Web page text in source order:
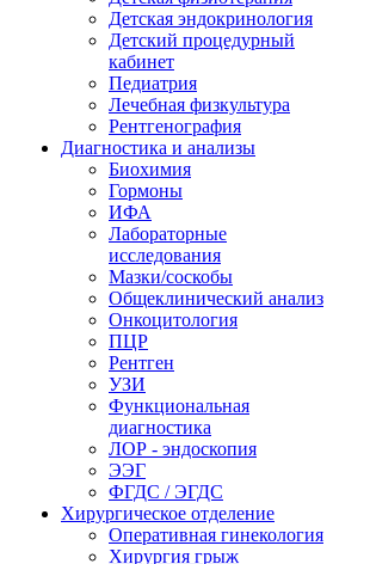
Детская эндокринология
Детский процедурный
кабинет
Педиатрия
Лечебная физкультура
Рентгенография
Диагностика и анализы
Биохимия
Гормоны
ИФА
Лабораторные
исследования
Мазки/соскобы
Общеклинический анализ
Онкоцитология
ПЦР
Рентген
УЗИ
Функциональная
диагностика
ЛОР - эндоскопия
ЭЭГ
ФГДС / ЭГДС
Хирургическое отделение
Оперативная гинекология
Хирургия грыж